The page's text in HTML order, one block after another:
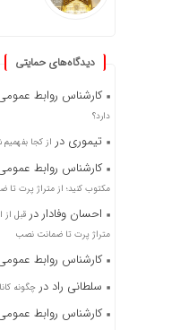
دیدگاه‌های حمایتی
کارشناس روابط
دارد؟
تیموری در از کجا
کارشناس روابط
مکتوب کنید؛ از متراژ پرت
احسان وفادار در
متراژ پرت تا ضمانت نصب
کارشناس روابط
سلطانی راد در چگونه
کارشناس روابط